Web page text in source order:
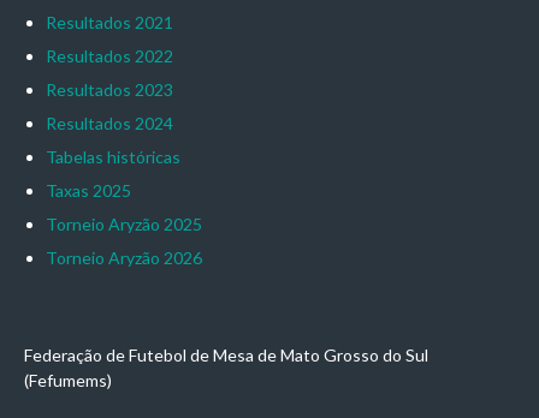
Resultados 2021
Resultados 2022
Resultados 2023
Resultados 2024
Tabelas históricas
Taxas 2025
Torneio Aryzão 2025
Torneio Aryzão 2026
Federação de Futebol de Mesa de Mato Grosso do Sul
(Fefumems)